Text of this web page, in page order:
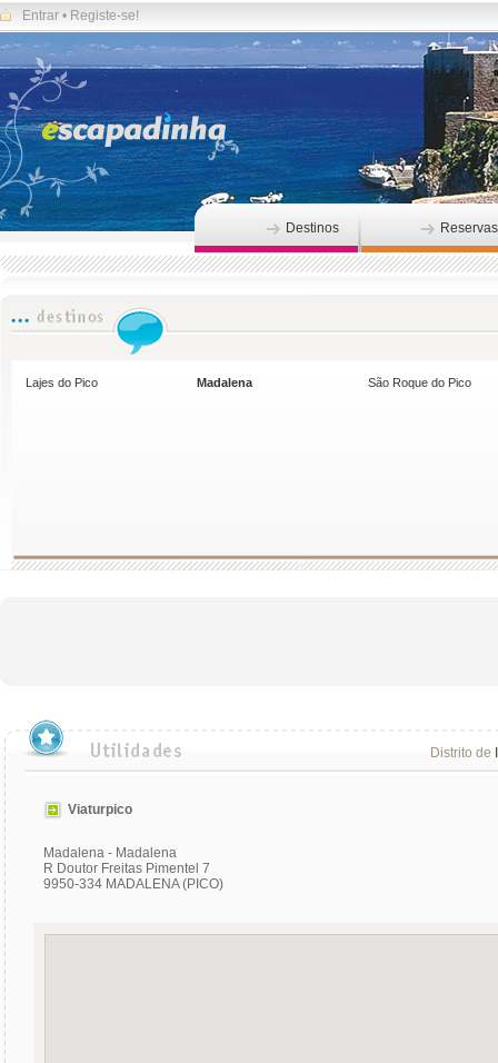
Entrar • Registe-se!
Destinos Reservas
Lajes do Pico Madalena São Roque do Pico
Distrito de
Viaturpico
Madalena - Madalena
R Doutor Freitas Pimentel 7
9950-334 MADALENA (PICO)